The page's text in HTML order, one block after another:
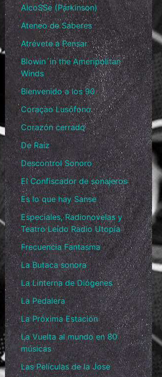
AlcoSSe (Párkinson)
Ateneo de Saberes
Atrévete a Pensar
Blowin´in the Ameripolitan
Winds
Bienvenido a los 90
Coraçao Lusófono
Corazón cerrado
De Raíz
Descontrol Sonoro
El Confiscador de sonajeros
Es lo que hay Sanse
Especiales, Radionovelas y
Teatro Leído Radio Utopía
Frecuencia Fantasma
La Butaca sonora
La Linterna de Diógenes
La Pedalera
La Próxima Estación
La Vuelta al mundo en 80
músicas
Las Películas de la Jose